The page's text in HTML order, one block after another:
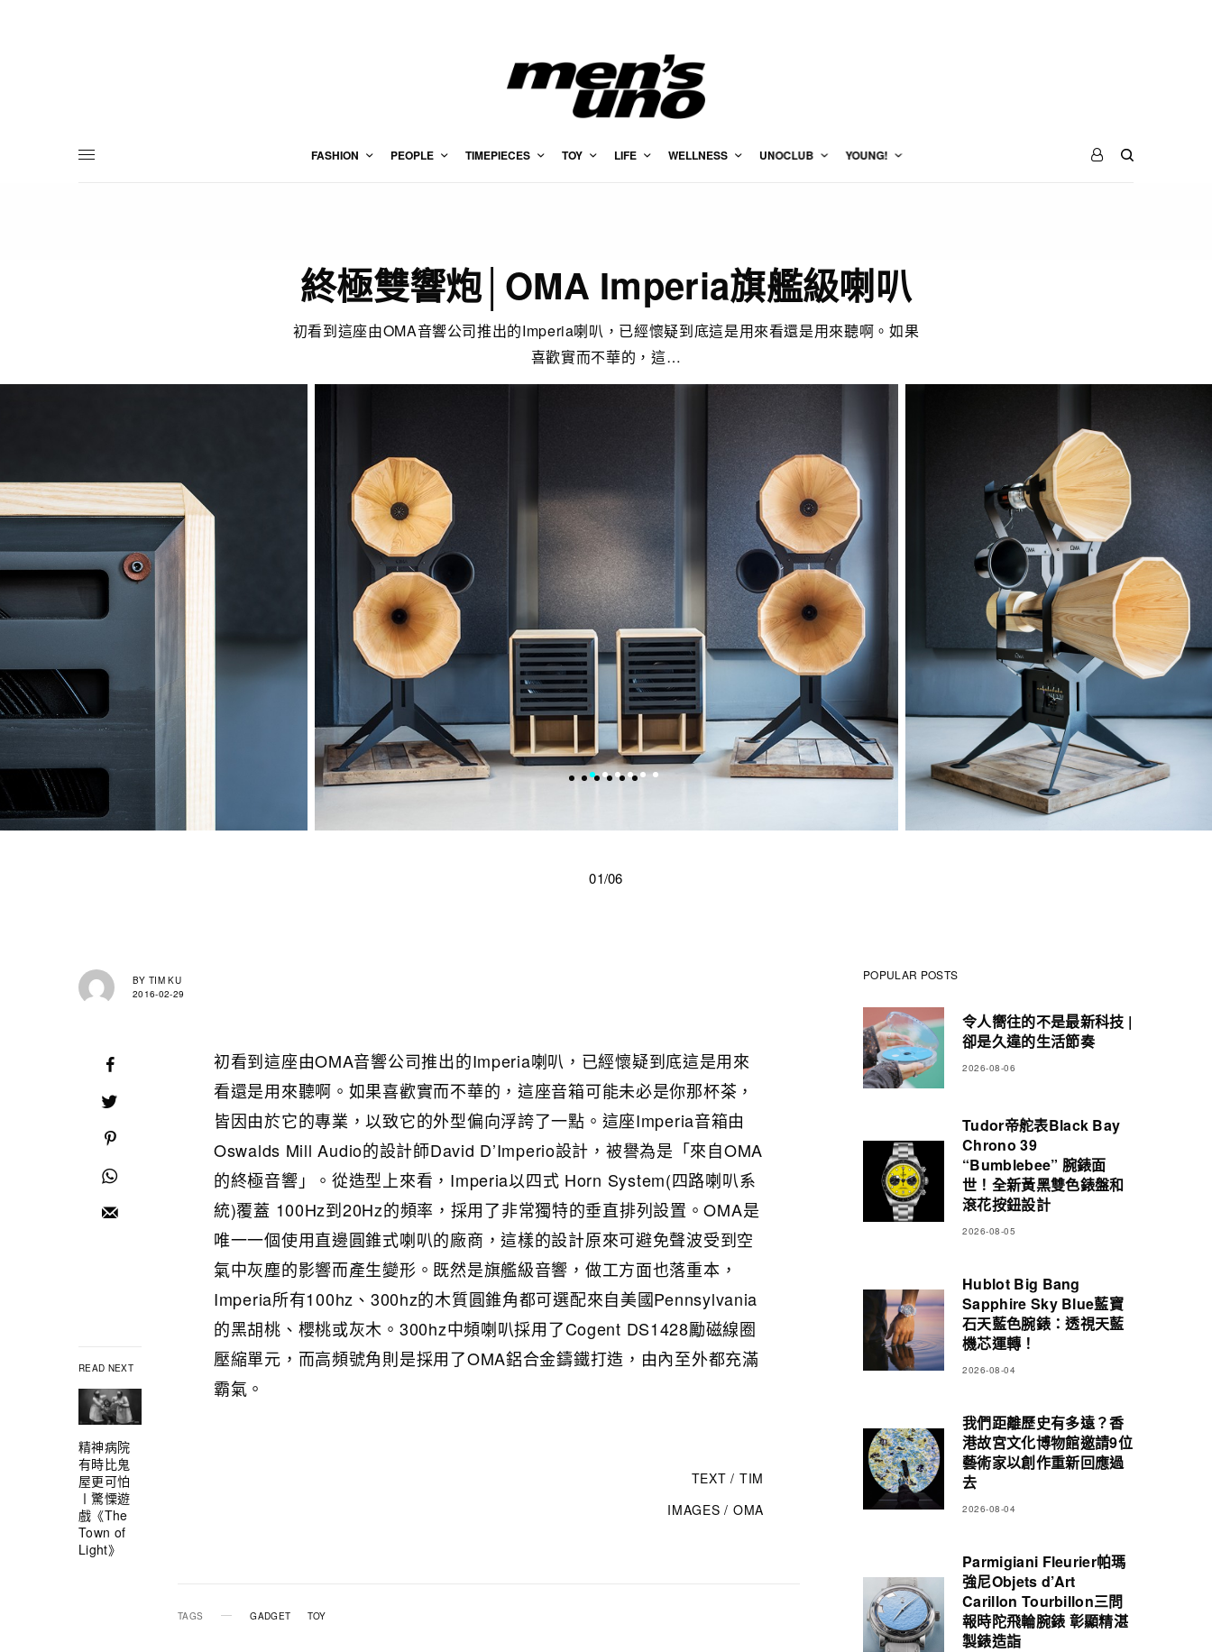
FASHION PEOPLE TIMEPIECES TOY LIFE WELLNESS UNOCLUB YOUNG!
終極雙響炮│OMA Imperia旗艦級喇叭
初看到這座由OMA音響公司推出的Imperia喇叭，已經懷疑到底這是用來看還是用來聽啊。如果
喜歡實而不華的，這…
01/06
BY TIM KU
2016-02-29
READ NEXT
精神病院
有時比鬼
屋更可怕
〡驚慄遊
戲《The
Town of
Light》
初看到這座由OMA音響公司推出的Imperia喇叭，已經懷疑到底這是用來
看還是用來聽啊。如果喜歡實而不華的，這座音箱可能未必是你那杯茶，
皆因由於它的專業，以致它的外型偏向浮誇了一點。這座Imperia音箱由
Oswalds Mill Audio的設計師David D’Imperio設計，被譽為是「來自OMA
的終極音響」。從造型上來看，Imperia以四式 Horn System(四路喇叭系
統)覆蓋 100Hz到20Hz的頻率，採用了非常獨特的垂直排列設置。OMA是
唯一一個使用直邊圓錐式喇叭的廠商，這樣的設計原來可避免聲波受到空
氣中灰塵的影響而產生變形。既然是旗艦級音響，做工方面也落重本，
Imperia所有100hz、300hz的木質圓錐角都可選配來自美國Pennsylvania
的黑胡桃、櫻桃或灰木。300hz中頻喇叭採用了Cogent DS1428勵磁線圈
壓縮單元，而高頻號角則是採用了OMA鋁合金鑄鐵打造，由內至外都充滿
霸氣。
TEXT / TIM
IMAGES / OMA
TAGS GADGET TOY
POPULAR POSTS
令人嚮往的不是最新科技 |
卻是久違的生活節奏
2026-08-06
Tudor帝舵表Black Bay
Chrono 39
“Bumblebee” 腕錶面
世！全新黃黑雙色錶盤和
滾花按鈕設計
2026-08-05
Hublot Big Bang
Sapphire Sky Blue藍寶
石天藍色腕錶：透視天藍
機芯運轉！
2026-08-04
我們距離歷史有多遠？香
港故宮文化博物館邀請9位
藝術家以創作重新回應過
去
2026-08-04
Parmigiani Fleurier帕瑪
強尼Objets d’Art
Carillon Tourbillon三問
報時陀飛輪腕錶 彰顯精湛
製錶造詣